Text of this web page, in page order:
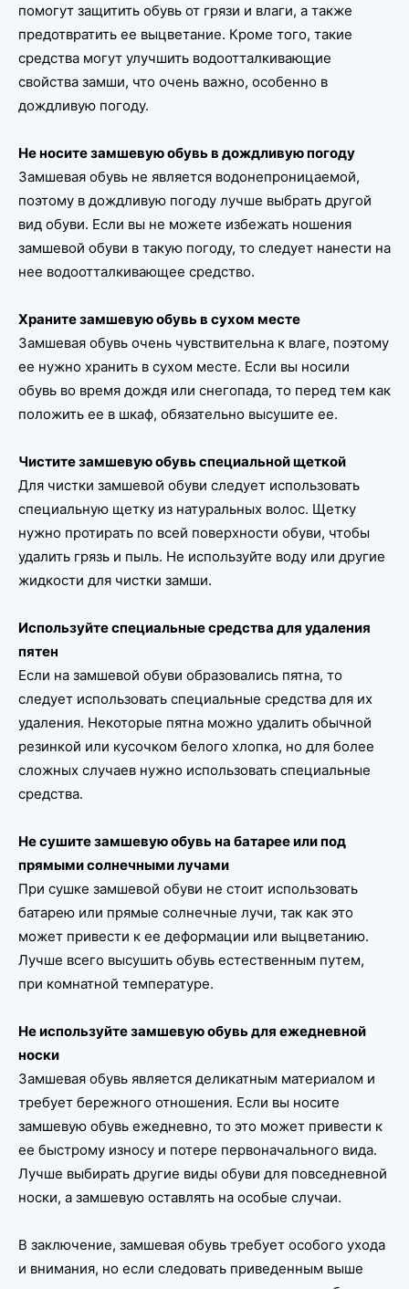
помогут защитить обувь от грязи и влаги, а также
предотвратить ее выцветание. Кроме того, такие
средства могут улучшить водоотталкивающие
свойства замши, что очень важно, особенно в
дождливую погоду.
Не носите замшевую обувь в дождливую погоду
Замшевая обувь не является водонепроницаемой,
поэтому в дождливую погоду лучше выбрать другой
вид обуви. Если вы не можете избежать ношения
замшевой обуви в такую погоду, то следует нанести на
нее водоотталкивающее средство.
Храните замшевую обувь в сухом месте
Замшевая обувь очень чувствительна к влаге, поэтому
ее нужно хранить в сухом месте. Если вы носили
обувь во время дождя или снегопада, то перед тем как
положить ее в шкаф, обязательно высушите ее.
Чистите замшевую обувь специальной щеткой
Для чистки замшевой обуви следует использовать
специальную щетку из натуральных волос. Щетку
нужно протирать по всей поверхности обуви, чтобы
удалить грязь и пыль. Не используйте воду или другие
жидкости для чистки замши.
Используйте специальные средства для удаления
пятен
Если на замшевой обуви образовались пятна, то
следует использовать специальные средства для их
удаления. Некоторые пятна можно удалить обычной
резинкой или кусочком белого хлопка, но для более
сложных случаев нужно использовать специальные
средства.
Не сушите замшевую обувь на батарее или под
прямыми солнечными лучами
При сушке замшевой обуви не стоит использовать
батарею или прямые солнечные лучи, так как это
может привести к ее деформации или выцветанию.
Лучше всего высушить обувь естественным путем,
при комнатной температуре.
Не используйте замшевую обувь для ежедневной
носки
Замшевая обувь является деликатным материалом и
требует бережного отношения. Если вы носите
замшевую обувь ежедневно, то это может привести к
ее быстрому износу и потере первоначального вида.
Лучше выбирать другие виды обуви для повседневной
носки, а замшевую оставлять на особые случаи.
В заключение, замшевая обувь требует особого ухода
и внимания, но если следовать приведенным выше